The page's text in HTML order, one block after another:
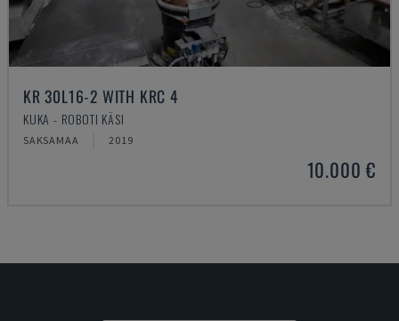
KR 30L16-2 WITH KRC 4
KUKA - ROBOTI KÄSI
SAKSAMAA 2019
10.000 €